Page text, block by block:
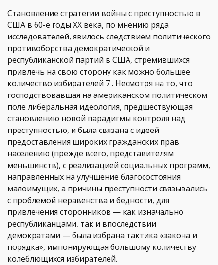
Становление стратегии войны с преступностью в
США в 60-е годы ХХ века, по мнению ряда
исследователей, явилось следствием политического
противоборства демократической и
республиканской партий в США, стремившихся
привлечь на свою сторону как можно большее
количество избирателей 7 . Несмотря на то, что
господствовавшая на американском политическом
поле либеральная идеология, предшествующая
становлению новой парадигмы контроля над
преступностью, и была связана с идеей
предоставления широких гражданских прав
населению (прежде всего, представителям
меньшинств), с реализацией социальных программ,
направленных на улучшение благосостояния
малоимущих, а причины преступности связывались
с проблемой неравенства и бедности, для
привлечения сторонников — как изначально
республиканцами, так и впоследствии
демократами — была избрана тактика «закона и
порядка», импонирующая большому количеству
колеблющихся избирателей.